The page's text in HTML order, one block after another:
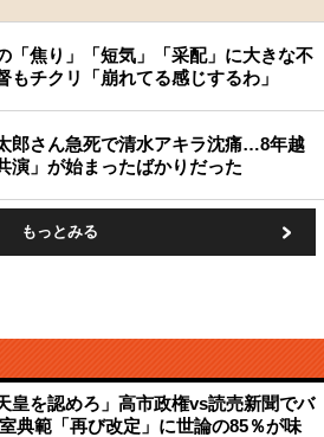
「焦り」「短気」「采配」に大きな不
チクリ「崩れてる感じするわ」
郎さん急死で清水アキラ沈痛…8年越
演」が始まったばかりだった
もっとみる
皇を認めろ」高市政権vs読売新聞でバ
典範「再び改定」に世論の85％が味